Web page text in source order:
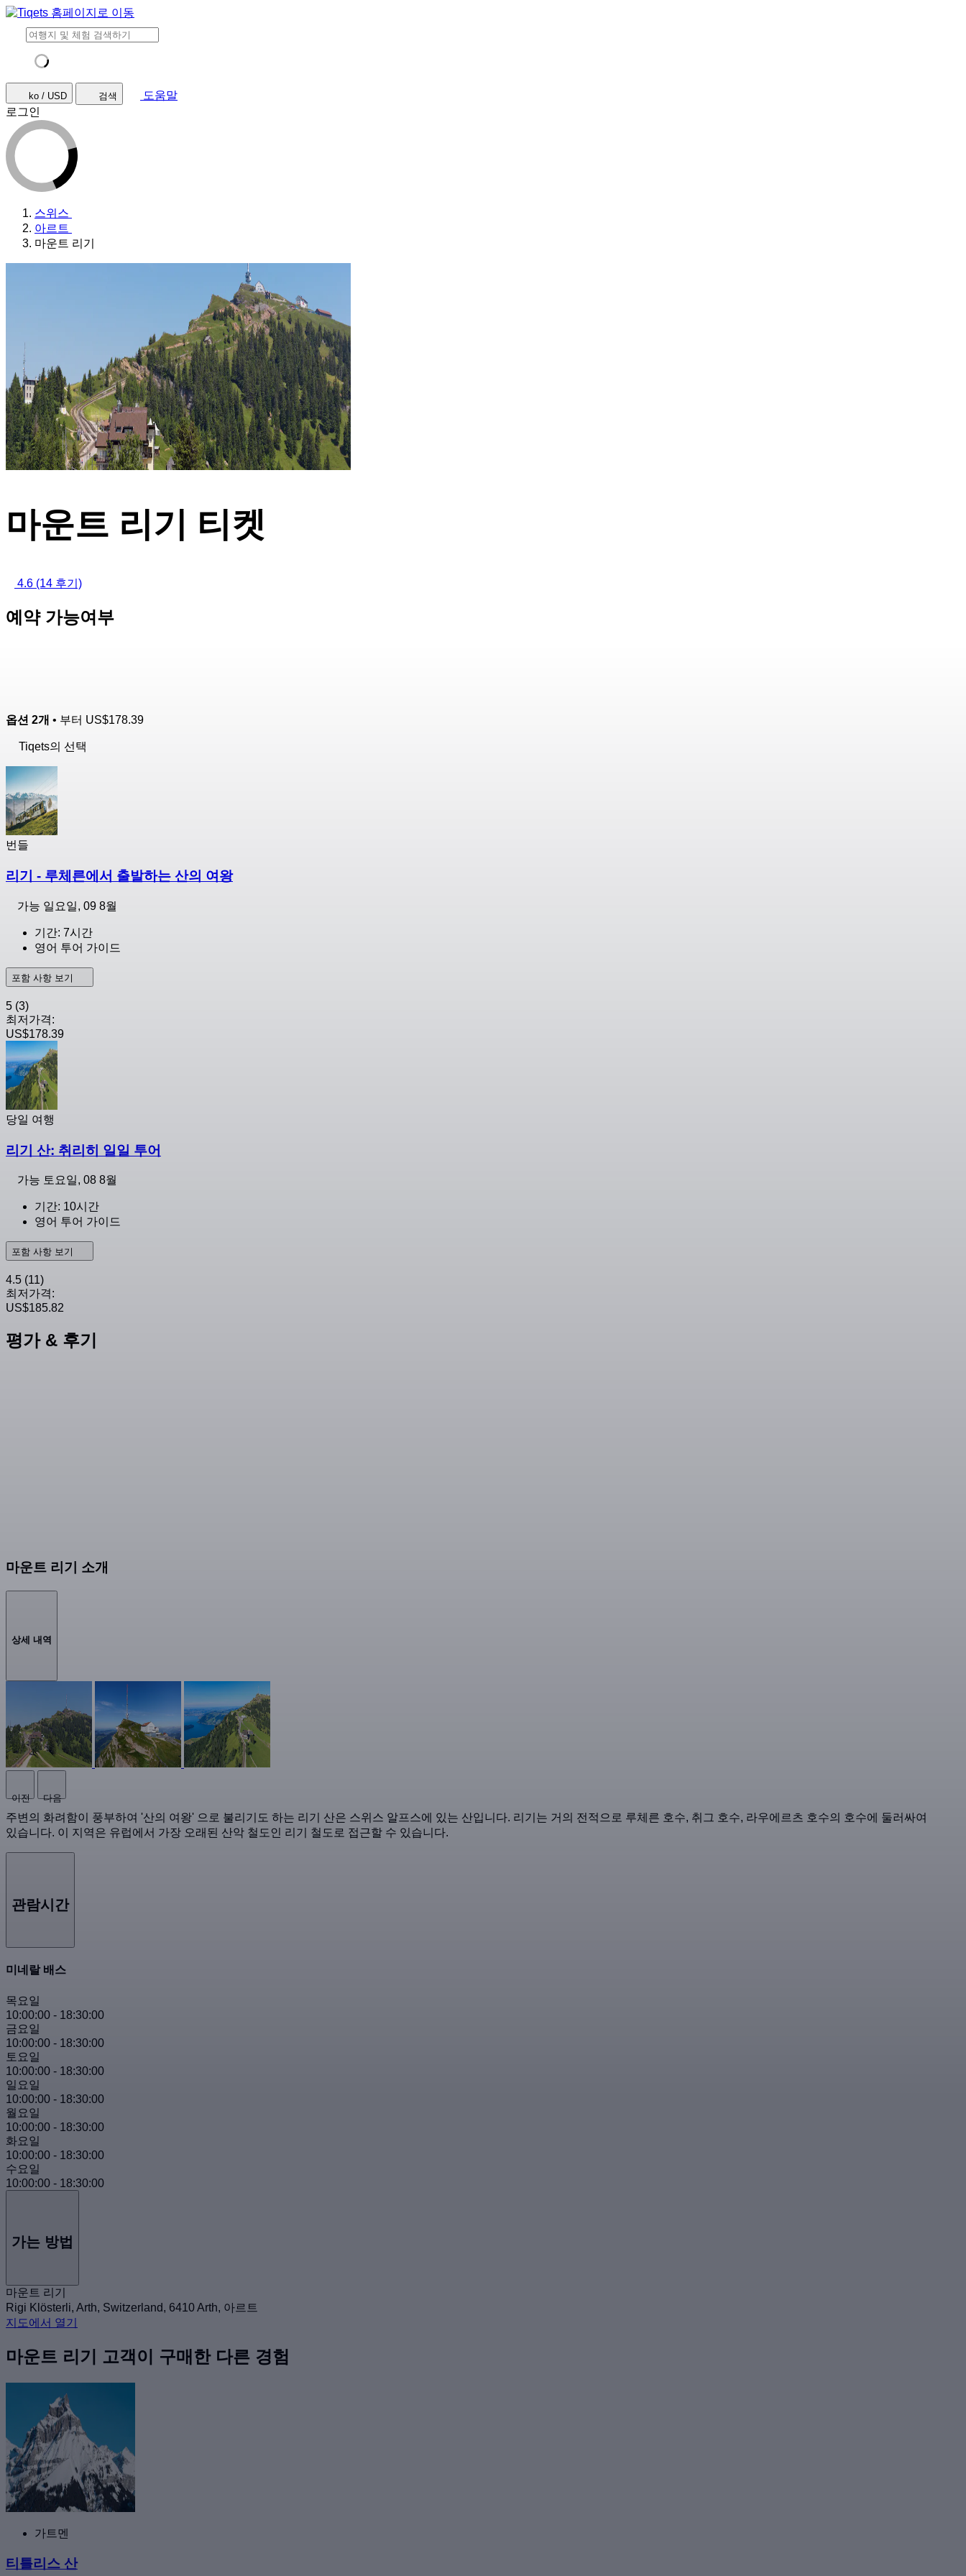
ko / USD 검색
도움말
로그인
스위스
아르트
마운트 리기
마운트 리기 티켓
4.6 (14 후기)
예약 가능여부
옵션 2개 • 부터 US$178.39
Tiqets의 선택
번들
리기 - 루체른에서 출발하는 산의 여왕
가능 일요일, 09 8월
기간: 7시간
영어 투어 가이드
포함 사항 보기
5 (3)
최저가격:
US$178.39
당일 여행
리기 산: 취리히 일일 투어
가능 토요일, 08 8월
기간: 10시간
영어 투어 가이드
포함 사항 보기
4.5 (11)
최저가격:
US$185.82
평가 & 후기
마운트 리기 소개
상세 내역
이전 다음
주변의 화려함이 풍부하여 '산의 여왕' 으로 불리기도 하는 리기 산은 스위스 알프스에 있는 산입니다. 리기는 거의 전적으로 루체른 호수, 취그 호수, 라우에르츠 호수의 호수에 둘러싸여
있습니다. 이 지역은 유럽에서 가장 오래된 산악 철도인 리기 철도로 접근할 수 있습니다.
관람시간
미네랄 배스
목요일
10:00:00 - 18:30:00
금요일
10:00:00 - 18:30:00
토요일
10:00:00 - 18:30:00
일요일
10:00:00 - 18:30:00
월요일
10:00:00 - 18:30:00
화요일
10:00:00 - 18:30:00
수요일
10:00:00 - 18:30:00
가는 방법
마운트 리기
Rigi Klösterli, Arth, Switzerland, 6410 Arth, 아르트
지도에서 열기
마운트 리기 고객이 구매한 다른 경험
가트멘
티틀리스 산